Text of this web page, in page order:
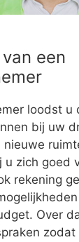
een
loodst u
bij uw
nieuwe
u zich goed
rekening
Over
zodat